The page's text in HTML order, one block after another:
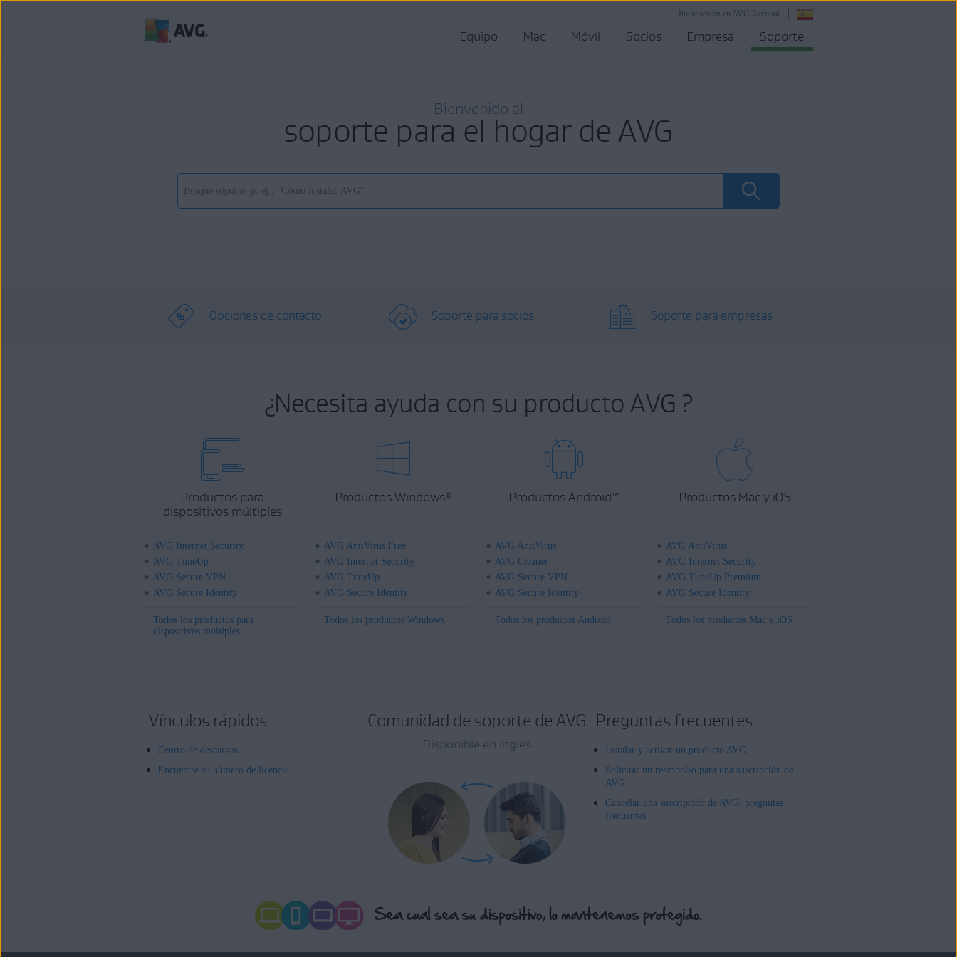
Inicie sesión en AVG Account
Equipo Mac Móvil Socios Empresa Soporte
Bienvenido al
soporte para el hogar de AVG
Opciones de contacto Soporte para socios Soporte para empresas
¿Necesita ayuda con su producto AVG ?
Productos para
dispositivos múltiples
AVG Internet Security
AVG TuneUp
AVG Secure VPN
AVG Secure Identity
Todos los productos para
dispositivos múltiples
Productos Windows®
AVG AntiVirus Free
AVG Internet Security
AVG TuneUp
AVG Secure Identity
Todos los productos Windows
Productos Android™
AVG AntiVirus
AVG Cleaner
AVG Secure VPN
AVG Secure Identity
Todos los productos Android
Productos Mac y iOS
AVG AntiVirus
AVG Internet Security
AVG TuneUp Premium
AVG Secure Identity
Todos los productos Mac y iOS
Vínculos rápidos
Centro de descargas
Encuentre su número de licencia
Comunidad de soporte de AVG
Disponible en inglés
Preguntas frecuentes
Instalar y activar un producto AVG
Solicitar un reembolso para una suscripción de
AVG
Cancelar una suscripción de AVG: preguntas
frecuentes